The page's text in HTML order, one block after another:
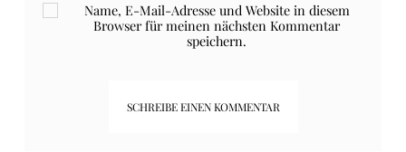
Name, E-Mail-Adresse und Website in diesem
Browser für meinen nächsten Kommentar
speichern.